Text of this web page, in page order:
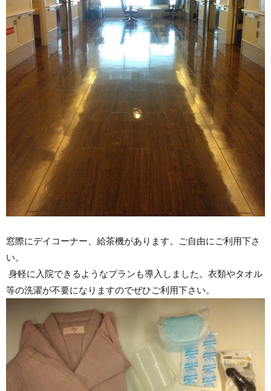
窓際にデイコーナー、給茶機があります。ご自由にご利用下さ
い。
身軽に入院できるようなプランも導入しました。衣類やタオル
等の洗濯が不要になりますのでぜひご利用下さい。